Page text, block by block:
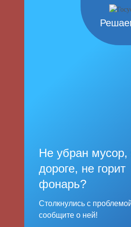
Не убран
дороге, не горит
фонарь?
Столкнулись с
сообщите о ней!